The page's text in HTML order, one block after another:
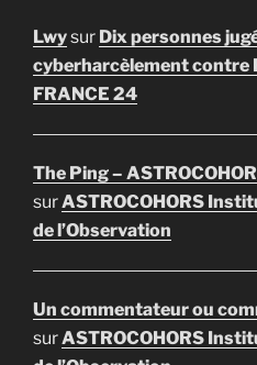
Lwysur Dix personnes
cyberharcèlement contre
FRANCE 24
The Ping –
surASTROCOHORS
de l’Observation
Un commentateur ou
surASTROCOHORS